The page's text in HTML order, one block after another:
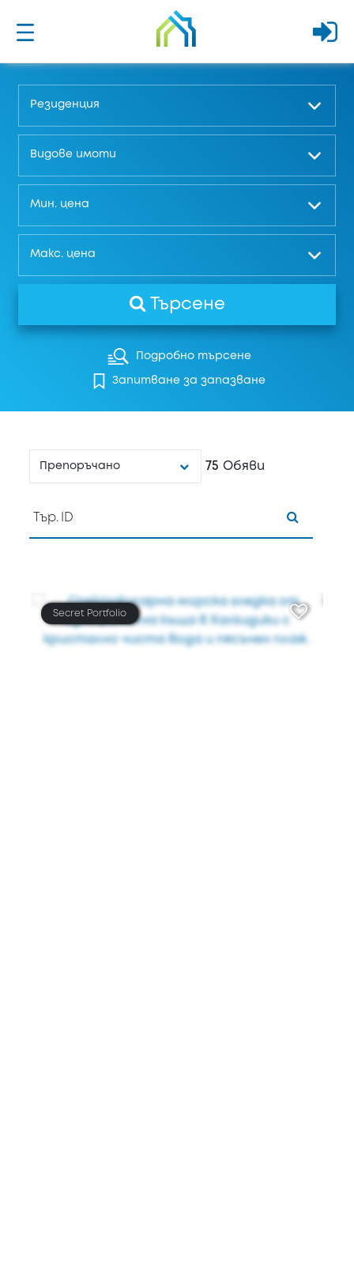
Резиденция
Видове имоти
Мин. цена
Макс. цена
Търсене
Подробно търсене
Запитване за запазване
Препоръчано 75 Обяви
Secret Portfolio